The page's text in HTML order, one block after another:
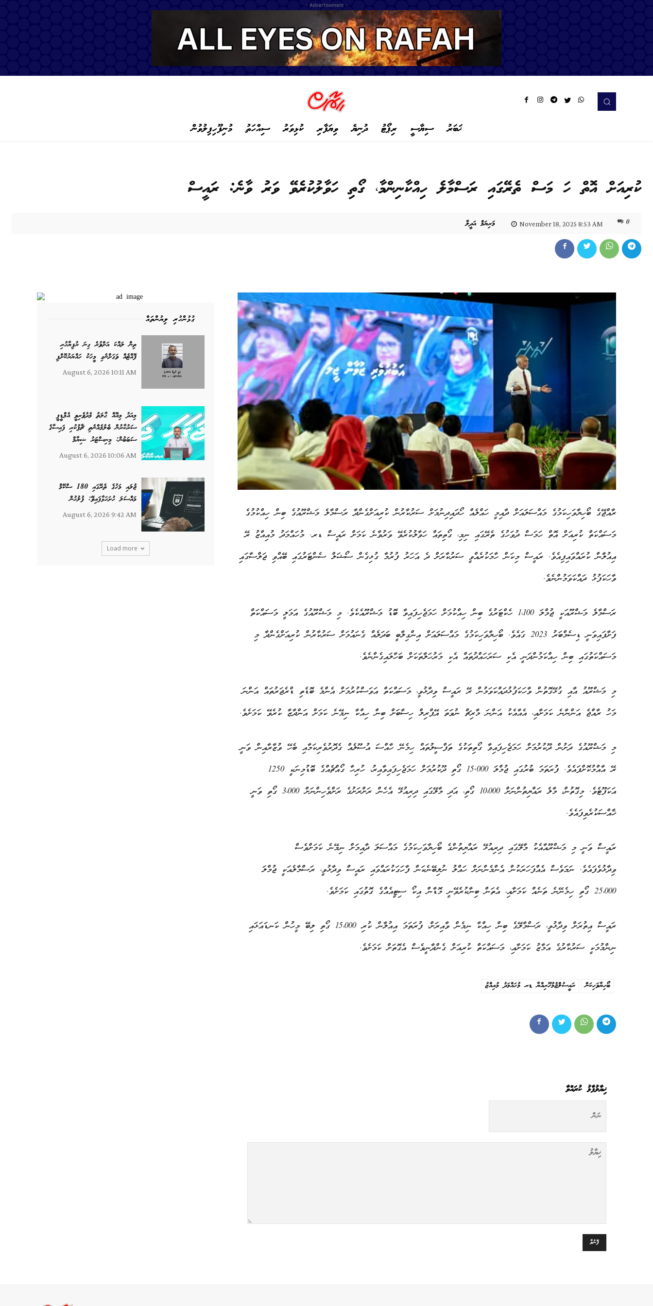
- Advertisement -
މުނިފޫހިފިލުވުން ސިއްހަތު ކުޅިވަރު ވިޔަފާރި ދުނިޔެ ރިޕޯޓު ސިޔާސީ ޚަބަރު
ކުރިއަށް އޮތް ހަ މަސް ތެރޭގައި ރަސްމާލެ ހިއްކާނިންމާ، ގޯތި ހަވާލުކުރެވޭ ވަރު ވާނެ: ރައީސް
މަރިޔަމް އަދީލާ November 18, 2025 8:53 AM 0
ގުޅުންހުރި ލިޔުންތައް
ތިން ލައްކަ އަށްވުރެ ގިނަ ރުފިޔާހުރި
ފޮއްޓެއް ވަގަށްނެގި މީހަކު ހައްޔަރުކޮށްފި
August 6, 2026 10:11 AM
މިއަދު މިއޮއް ޙާލަތު މެދުވެރިވީ އެމްޑީޕީ
ސަރުކާރުން ބެލުމެއްނެތި ޗާޕުކުރި ފައިސާގެ
ސަބަބުން: މިނިސްޓަރު ޝިޔާމް
August 6, 2026 10:06 AM
ޖުލައި މަހުގެ ތެރޭގައި 180 ސްކޭމް
މައްސަލަ ހުށަހަޅާފައިވޭ: ފުލުހުން
August 6, 2026 9:42 AM
Load more
ރާއްޖޭގެ ބޯހިޔާވަހިކަމުގެ މައްސަލައަށް ދާއިމީ ހައްލެއް ހޯދައިދިނުމަށް ސަރުކާރުން ކުރިއަށްގެންދާ ރަސްމާލެ މަޝްރޫއުގެ ބިން ހިއްކުމުގެ
މަސައްކަތް ކުރިއަށް އޮތް ހަމަސް ދުވަހުގެ ތެރޭގައި ނިމި، ގޯތިތައް ހަވާލުކުރެވޭ ވަރުވާނެ ކަމަށް ރައީސް ޑރ. މުހައްމަދު މުއިއްޒު ރޭ
އިއުލާން ކުރައްވައިފިއެވެ. ރައީސް މިކަން ހާމަކުރެއްވީ ސަރުކާރަށް ދެ އަހަރު ފުރުމާ ގުޅިގެން ސޯޝަލް ސެންޓަރުގައި ބޭއްވި ޖަލްސާގައި
ވާހަކަފުޅު ދައްކަވަމުންނެވެ.
ރަސްމާލެ މަޝްރޫއަކީ ޖުމްލަ 1،100 ހެކްޓަރުގެ ބިން ހިއްކުމަށް ހަމަޖެހިފައިވާ ބޮޑު މަޝްރޫއެކެވެ. މި މަޝްރޫއުގެ އަމަލީ މަސައްކަތް
ފަށާފައިވަނީ ޑިސެމްބަރު 2023 ގައެވެ. ބޯހިޔާވަހިކަމުގެ މައްސަލައަށް އިންގިލާބީ ބަދަލެއް ގެނައުމަށް ސަރުކާރުން ކުރިއަށްގެންދާ މި
މަސައްކަތުގައި ބިން ހިއްކަމުންދަނީ އެކި ސަރަހައްދުތައް އެކި މަރުހަލާތަކަށް ބަހާލައިގެންނެވެ.
މި މަޝްރޫއު އާއި ގުޅޭގޮތުން ވާހަކަފުޅުދައްކަވަމުން ރޭ ރައީސް ވިދާޅުވީ، މަސައްކަތް އަވަސްކުރުމަށް އެންމެ ބޮޑެތި ޑްރެޖަރުތައް އަންނަ
މަހު ރާއްޖެ އަންނާނެ ކަމަށާއި، އެއާއެކު އަންނަ މާރިޗް ނުވަތަ އޭޕްރިލް ހިސާބަށް ބިން ހިއްކާ ނިމޭނެ ކަމަށް އަންދާޒާ ކުރެވޭ ކަމަށެވެ.
މި މަޝްރޫއުގެ ދަށުން ދޫކުރުމަށް ހަމަޖެހިފައިވާ ގޯތިތަކުގެ ތަފްސީލުތައް ހިމެނޭ ހާއްސަ އުސޫލެއް ގެދޮރުވެރިކަމާއި ބެހޭ ވުޒާރާއިން ވަނީ
ރޭ އާއްމުކޮށްފައެވެ. ފުރަތަމަ ބުރުގައި ޖުމްލަ 15,000 ގޯތި ދޫކުރުމަށް ހަމަޖެހިފައިވާއިރު، ހުރިހާ ގޯއްޗެއްގެ ބޮޑުމިނަކީ 1250
އަކަފޫޓެވެ. މިގޮތުން، މާލެ ރައްޔިތުންނަށް 10،000 ގޯތި، އަދި މާލޭގައި ދިރިއުޅޭ އެހެން ރަށްރަށުގެ ރަށްވެހިންނަށް 3،000 ގޯތި ވަނީ
ޚާއްސަކުރެވިފައެވެ.
ރައީސް ވަނީ މި މަޝްރޫއާއެކު މާލޭގައި ދިރިއުޅޭ ރައްޔިތުންގެ ބޯހިޔާވަހިކަމުގެ މައްސަލަ ދާއިމަށް ނިމޭނެ ކަމަށްވެސް
ވިދާޅުވެފައެވެ. ނަމަވެސް އެއްފަހަރަކުން އެންމެންނަށް ހައްލު ނުލިބޭނެކަން ފާހަގަކުރައްވައި ރައީސް ވިދާޅުވީ، ރަސްމާލެއަކީ ޖުމްލަ
25،000 ގޯތި ހިމެނޭނެ ތަނެއް ކަމަށާއި، އެތަން ބިނާކުރެވޭނީ މޮޑާން އިކޯ ސިޓީއެއްގެ ގޮތުގައި ކަމަށެވެ.
ރައީސް އިތުރަށް ވިދާޅުވީ، ރަސްމާލޭގެ ބިން ހިއްކާ ނިމެން ވާއިރަށް، ފުރަތަމަ އިއުލާން ކުރި 15،000 ގޯތި ލިބޭ މީހުން ކަނޑައަޅައި
ނިންމުމަކީ ސަރުކާރުގެ އަމާޒު ކަމަށާއި، މަސައްކަތް ކުރިއަށް ގެންދާނީވެސް އެގޮތަށް ކަމަށެވެ.
ރައީސުލްޖުމުހޫރިއްޔާ ޑރ މުހައްމަދު މުއިއްޒު ބޯހިޔާވަހިކަން
ޚިޔާލުފާޅު ކުރައްވާ